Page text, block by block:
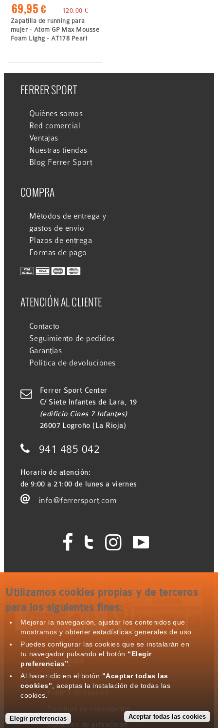
69,95 €
120,00 €
Zapatilla de running para
mujer - Atom GP Max Mousse
Foam Lighg - AT178 Pearl
FERRER SPORT
Quiénes somos
Red comercial
Ventajas
Nuestras tiendas
Blog Ferrer Sport
COMPRA
Métodos de entrega y
gastos de envío
Plazos de entrega
Formas de pago
ATENCIÓN AL CLIENTE
Contacto
Seguimiento de pedidos
Garantías
Política de devoluciones

Ferrer Sport Center
C/ Siete Infantes de Lara, 19
(edificio Cines 7 Infantes)
26007 Logroño (La Rioja)
 941 485 042
Horario de atención:
de 9:00 a 21:00 de lunes a viernes
 info@ferrersport.com
   
Aviso legal
Política de privacidad
Términos de contratación
Opciones de privacidad
Utilizamos cookies propias y de terceros
para los siguientes fines:
Mejorar la navegación, ajustar los contenidos que
mostramos y obtener estadísticas generales de uso.
Puedes configurar las cookies que se instalarán en
tu navegador pulsando el botón “Elegir
preferencias”
Al hacer clic en el botón "Aceptar todas las
cookies" , aceptas la instalación de todas las
cookies.
Elegir preferencias Aceptar todas las cookies